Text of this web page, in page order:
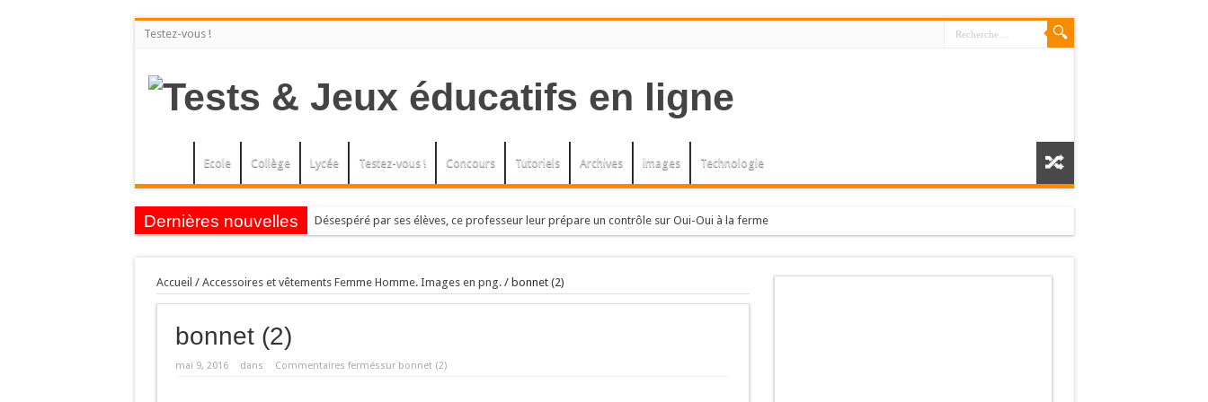
Testez-vous !
Ecole Collège Lycée Testez-vous ! Concours Tutoriels Archives images Technologie
Dernières nouvelles Désespéré par ses élèves, ce professeur leur prépare un contrôle sur Oui-Oui à la ferme
Le sumac vénéneux, L’herbe à la puce. Arbres et arbustes
AUBEPINES OU SENELLIERS.
L’ERABLE.
Accueil / Accessoires et vêtements Femme Homme. Images en png./ bonnet (2)
bonnet (2)
mai 9, 2016 dans Commentaires ferméssur bonnet (2)
en savoir plus